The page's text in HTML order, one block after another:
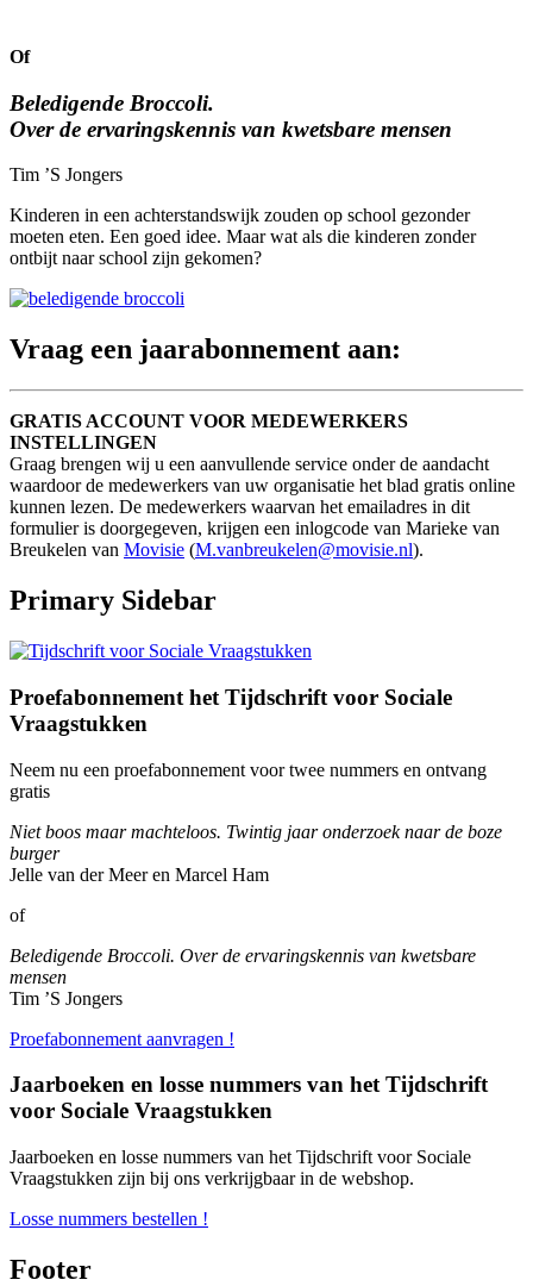
Of
Beledigende Broccoli.
Over de ervaringskennis van kwetsbare mensen
Tim ’S Jongers
Kinderen in een achterstandswijk zouden op school gezonder
moeten eten. Een goed idee. Maar wat als die kinderen zonder
ontbijt naar school zijn gekomen?
Vraag een jaarabonnement aan:
GRATIS ACCOUNT VOOR MEDEWERKERS
INSTELLINGEN
Graag brengen wij u een aanvullende service onder de aandacht
waardoor de medewerkers van uw organisatie het blad gratis online
kunnen lezen. De medewerkers waarvan het emailadres in dit
formulier is doorgegeven, krijgen een inlogcode van Marieke van
Breukelen van Movisie (M.vanbreukelen@movisie.nl).
Primary Sidebar
Proefabonnement het Tijdschrift voor Sociale
Vraagstukken
Neem nu een proefabonnement voor twee nummers en ontvang
gratis
Niet boos maar machteloos. Twintig jaar onderzoek naar de boze
burger
Jelle van der Meer en Marcel Ham
of
Beledigende Broccoli. Over de ervaringskennis van kwetsbare
mensen
Tim ’S Jongers
Proefabonnement aanvragen !
Jaarboeken en losse nummers van het Tijdschrift
voor Sociale Vraagstukken
Jaarboeken en losse nummers van het Tijdschrift voor Sociale
Vraagstukken zijn bij ons verkrijgbaar in de webshop.
Losse nummers bestellen !
Footer